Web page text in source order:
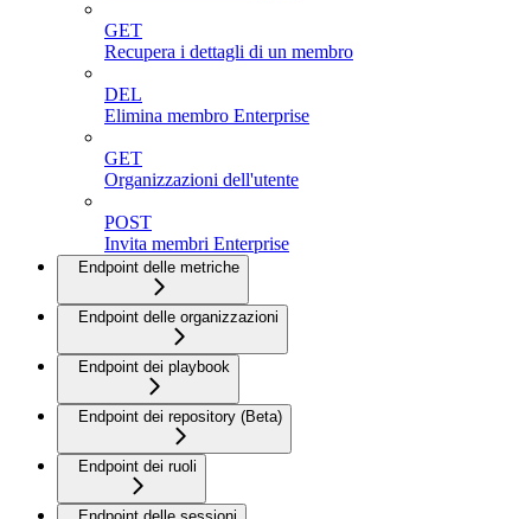
GET
Recupera i dettagli di un membro
DEL
Elimina membro Enterprise
GET
Organizzazioni dell'utente
POST
Invita membri Enterprise
Endpoint delle metriche
Endpoint delle organizzazioni
Endpoint dei playbook
Endpoint dei repository (Beta)
Endpoint dei ruoli